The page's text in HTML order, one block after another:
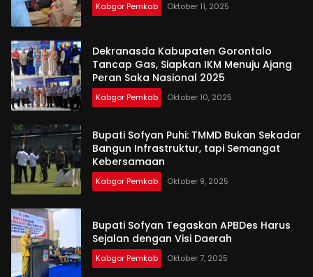
Kabgor Pemkab Oktober 11, 2025
Dekranasda Kabupaten Gorontalo
Tancap Gas, Siapkan IKM Menuju Ajang
Peran Saka Nasional 2025
Kabgor Pemkab Oktober 10, 2025
Bupati Sofyan Puhi: TMMD Bukan Sekadar
Bangun Infrastruktur, tapi Semangat
Kebersamaan
Kabgor Pemkab Oktober 9, 2025
Bupati Sofyan Tegaskan APBDes Harus
Sejalan dengan Visi Daerah
Kabgor Pemkab Oktober 7, 2025